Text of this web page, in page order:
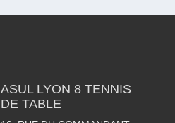
ASUL LYON 8 TENNIS
DE TABLE